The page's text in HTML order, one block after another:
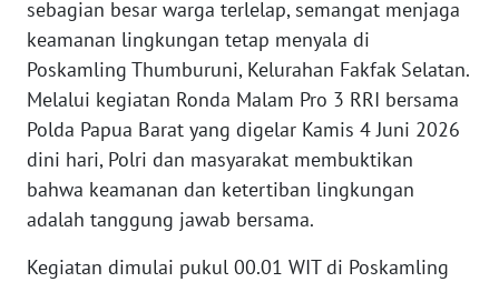
sebagian besar warga terlelap, semangat menjaga
keamanan lingkungan tetap menyala di
Poskamling Thumburuni, Kelurahan Fakfak Selatan.
Melalui kegiatan Ronda Malam Pro 3 RRI bersama
Polda Papua Barat yang digelar Kamis 4 Juni 2026
dini hari, Polri dan masyarakat membuktikan
bahwa keamanan dan ketertiban lingkungan
adalah tanggung jawab bersama.
Kegiatan dimulai pukul 00.01 WIT di Poskamling
News
Regional
WN
SUMUT
JAKARTA